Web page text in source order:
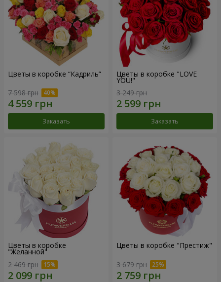
Цветы в коробке “Кадриль”
7 598 грн
Заказать
Цветы в коробке "LOVE
YOU!"
3 249 грн
Заказать
Цветы в коробке
"Желанной"
2 469 грн
Цветы в коробке "Престиж"
3 679 грн